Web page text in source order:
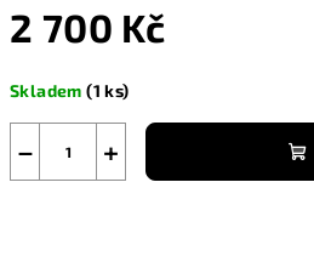
2 700 Kč
cena:
Skladem(1 ks)
+
−